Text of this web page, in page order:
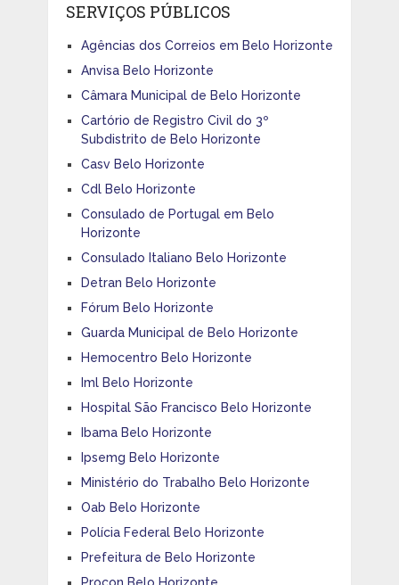
SERVIÇOS PÚBLICOS
Agências dos Correios em Belo Horizonte
Anvisa Belo Horizonte
Câmara Municipal de Belo Horizonte
Cartório de Registro Civil do 3º
Subdistrito de Belo Horizonte
Casv Belo Horizonte
Cdl Belo Horizonte
Consulado de Portugal em Belo
Horizonte
Consulado Italiano Belo Horizonte
Detran Belo Horizonte
Fórum Belo Horizonte
Guarda Municipal de Belo Horizonte
Hemocentro Belo Horizonte
Iml Belo Horizonte
Hospital São Francisco Belo Horizonte
Ibama Belo Horizonte
Ipsemg Belo Horizonte
Ministério do Trabalho Belo Horizonte
Oab Belo Horizonte
Polícia Federal Belo Horizonte
Prefeitura de Belo Horizonte